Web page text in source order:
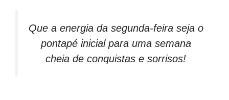
Que a energia da segunda-feira seja o
pontapé inicial para uma semana
cheia de conquistas e sorrisos!